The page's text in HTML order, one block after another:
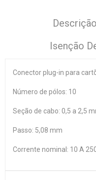
Descrição
Isenção
Conector plug-in para
Número de pólos: 10
Seção de cabo: 0,5 a 2,5
Passo: 5,08 mm
Corrente nominal: 10 A